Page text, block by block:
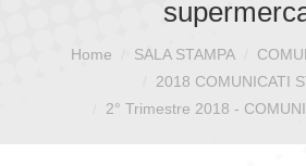
ASSOCIAZIONE
ISCRIZIONE E VANTAGGI
CONVENZIONI ISCRITTI
Sei qui:Home SALA STAMPA
2018 COMUNICATI
2° Trimestre 2018 -